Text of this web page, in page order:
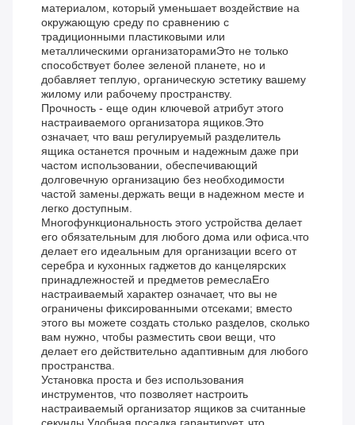
материалом, который уменьшает воздействие на
окружающую среду по сравнению с
традиционными пластиковыми или
металлическими организаторамиЭто не только
способствует более зеленой планете, но и
добавляет теплую, органическую эстетику вашему
жилому или рабочему пространству.
Прочность - еще один ключевой атрибут этого
настраиваемого организатора ящиков.Это
означает, что ваш регулируемый разделитель
ящика останется прочным и надежным даже при
частом использовании, обеспечивающий
долговечную организацию без необходимости
частой замены.держать вещи в надежном месте и
легко доступным.
Многофункциональность этого устройства делает
его обязательным для любого дома или офиса.что
делает его идеальным для организации всего от
серебра и кухонных гаджетов до канцелярских
принадлежностей и предметов ремеслаЕго
настраиваемый характер означает, что вы не
ограничены фиксированными отсеками; вместо
этого вы можете создать столько разделов, сколько
вам нужно, чтобы разместить свои вещи, что
делает его действительно адаптивным для любого
пространства.
Установка проста и без использования
инструментов, что позволяет настроить
настраиваемый организатор ящиков за считанные